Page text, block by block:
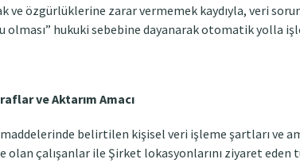
ve özgürlüklerine zarar vermemek kaydıyla, veri
hukuki sebebine dayanarak otomatik yolla
ve Aktarım Amacı
belirtilen kişisel veri işleme şartları ve
olan çalışanlar ile Şirket lokasyonlarını ziyaret